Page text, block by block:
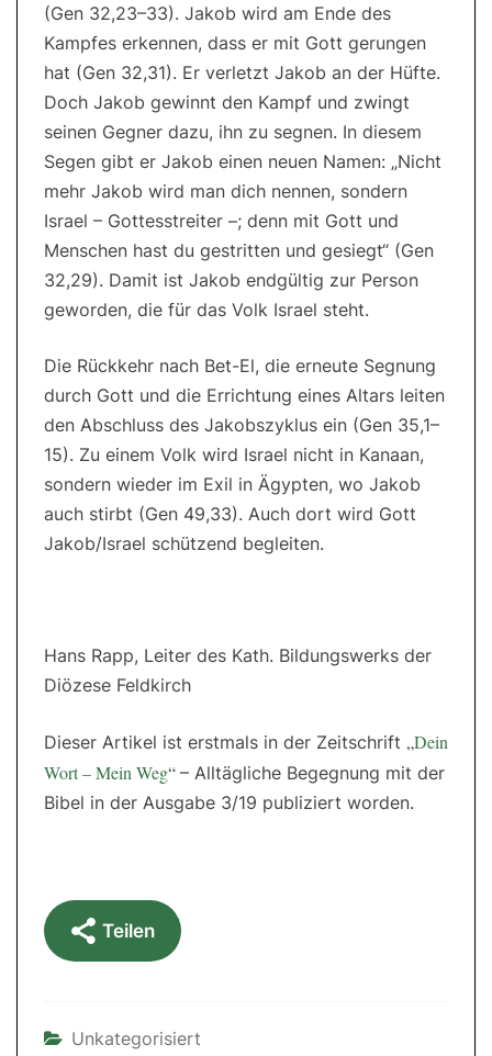
(Gen 32,23–33). Jakob wird am Ende des
Kampfes erkennen, dass er mit Gott gerungen
hat (Gen 32,31). Er verletzt Jakob an der Hüfte.
Doch Jakob gewinnt den Kampf und zwingt
seinen Gegner dazu, ihn zu segnen. In diesem
Segen gibt er Jakob einen neuen Namen: „Nicht
mehr Jakob wird man dich nennen, sondern
Israel – Gottesstreiter –; denn mit Gott und
Menschen hast du gestritten und gesiegt“ (Gen
32,29). Damit ist Jakob endgültig zur Person
geworden, die für das Volk Israel steht.
Die Rückkehr nach Bet-El, die erneute Segnung
durch Gott und die Errichtung eines Altars leiten
den Abschluss des Jakobszyklus ein (Gen 35,1–
15). Zu einem Volk wird Israel nicht in Kanaan,
sondern wieder im Exil in Ägypten, wo Jakob
auch stirbt (Gen 49,33). Auch dort wird Gott
Jakob/Israel schützend begleiten.
Hans Rapp, Leiter des Kath. Bildungswerks der
Diözese Feldkirch
Dieser Artikel ist erstmals in der Zeitschrift „Dein
Wort – Mein Weg“ – Alltägliche Begegnung mit der
Bibel in der Ausgabe 3/19 publiziert worden.
Teilen
Unkategorisiert